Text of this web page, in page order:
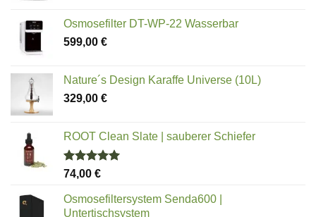
Osmosefilter DT-WP-22 Wasserbar
599,00 €
Nature´s Design Karaffe Universe (10L)
329,00 €
ROOT Clean Slate | sauberer Schiefer
Bewertet
mit
von 5
74,00 €
Osmosefiltersystem Senda600 |
Untertischsystem